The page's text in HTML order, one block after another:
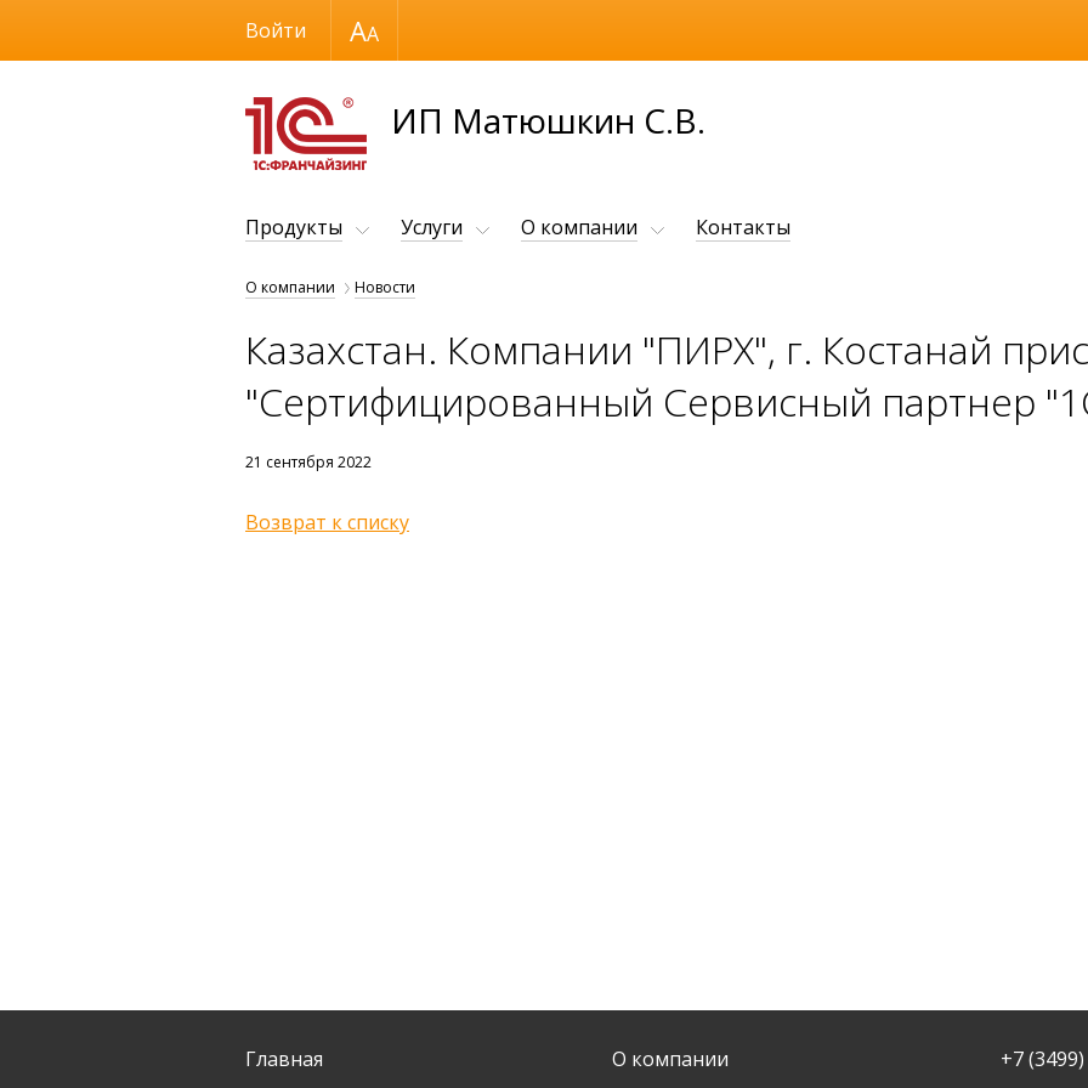
Размер шрифта
ИП Матюшкин С.В.
Войти
Продукты Услуги О компании Контакты
О компании Новости
Казахстан. Компании "ПИРХ", г. Костанай
"Сертифицированный Сервисный партнер
21 сентября 2022
Возврат к списку
Главная
О компании
+7